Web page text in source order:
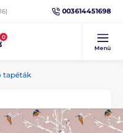
003614451698
0
Menü
tapéták